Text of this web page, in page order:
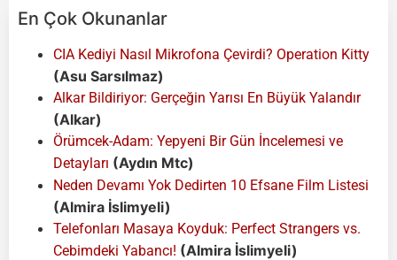
En Çok Okunanlar
CIA Kediyi Nasıl Mikrofona Çevirdi? Operation Kitty
(Asu Sarsılmaz)
Alkar Bildiriyor: Gerçeğin Yarısı En Büyük Yalandır
(Alkar)
Örümcek-Adam: Yepyeni Bir Gün İncelemesi ve
Detayları (Aydın Mtc)
Neden Devamı Yok Dedirten 10 Efsane Film Listesi
(Almira İslimyeli)
Telefonları Masaya Koyduk: Perfect Strangers vs.
Cebimdeki Yabancı! (Almira İslimyeli)